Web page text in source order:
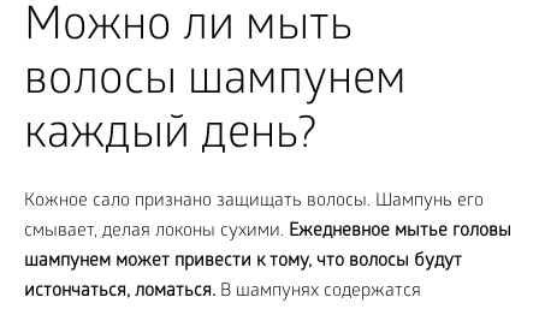
Можно ли мыть
волосы шампунем
каждый день?
Кожное сало признано защищать волосы. Шампунь его
смывает, делая локоны сухими. Ежедневное мытье головы
шампунем может привести к тому, что волосы будут
истончаться, ломаться. В шампунях содержатся